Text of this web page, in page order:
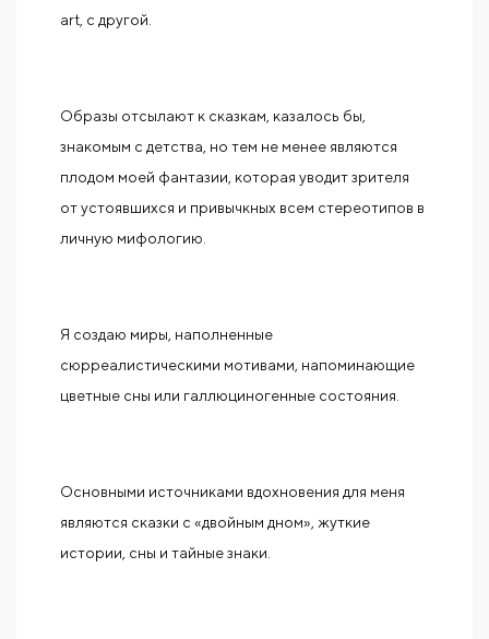
art, с другой.
Образы отсылают к сказкам, казалось бы,
знакомым с детства, но тем не менее являются
плодом моей фантазии, которая уводит зрителя
от устоявшихся и привычкных всем стереотипов в
личную мифологию.
Я создаю миры, наполненные
сюрреалистическими мотивами, напоминающие
цветные сны или галлюциногенные состояния.
Основными источниками вдохновения для меня
являются сказки с «двойным дном», жуткие
истории, сны и тайные знаки.